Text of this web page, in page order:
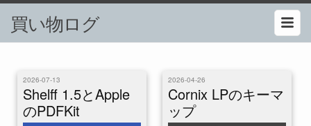
買い物ログ
2026-07-13
Shelff 1.5とApple
のPDFKit
2026-04-26
Cornix LPのキーマ
ップ